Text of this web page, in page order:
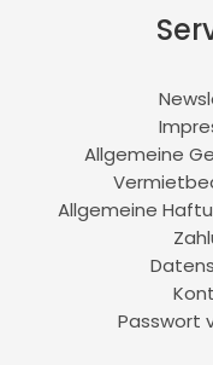
Allgemeine
Allgemeine
Passwort